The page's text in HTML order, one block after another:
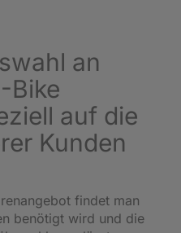
an
Bike
auf die
Kunden
findet man
benötigt wird und die